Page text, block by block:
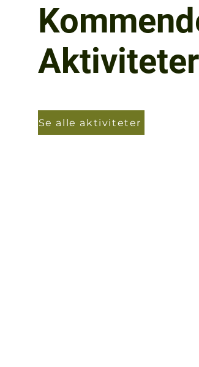
Aktiviteter
Se alle aktiviteter